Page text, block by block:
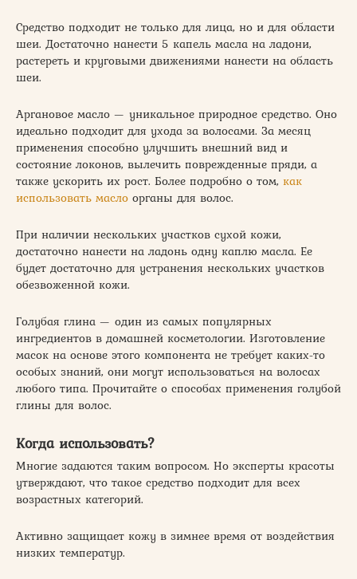
Средство подходит не только для лица, но и для области
шеи. Достаточно нанести 5 капель масла на ладони,
растереть и круговыми движениями нанести на область
шеи.
Аргановое масло — уникальное природное средство. Оно
идеально подходит для ухода за волосами. За месяц
применения способно улучшить внешний вид и
состояние локонов, вылечить поврежденные пряди, а
также ускорить их рост. Более подробно о том, как
использовать масло органы для волос.
При наличии нескольких участков сухой кожи,
достаточно нанести на ладонь одну каплю масла. Ее
будет достаточно для устранения нескольких участков
обезвоженной кожи.
Голубая глина — один из самых популярных
ингредиентов в домашней косметологии. Изготовление
масок на основе этого компонента не требует каких-то
особых знаний, они могут использоваться на волосах
любого типа. Прочитайте о способах применения голубой
глины для волос.
Когда использовать?
Многие задаются таким вопросом. Но эксперты красоты
утверждают, что такое средство подходит для всех
возрастных категорий.
Активно защищает кожу в зимнее время от воздействия
низких температур.